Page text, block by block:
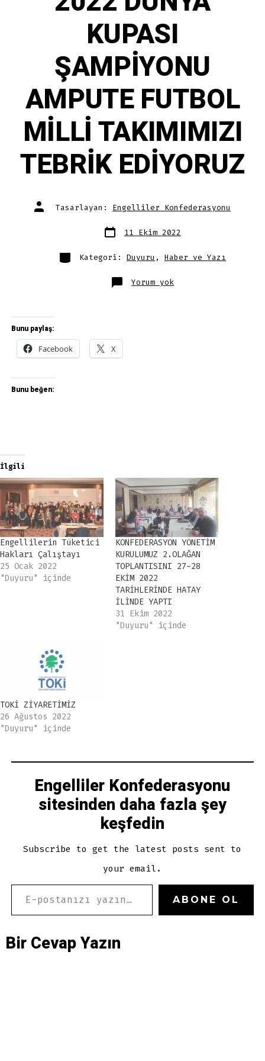
KUPASI
ŞAMPİYONU
AMPUTE FUTBOL
MİLLİ TAKIMIMIZI
TEBRİK EDİYORUZ
Yazının
yazarıTasarlayan: Engelliler Konfederasyonu
Yazı
tarihi11 Ekim 2022
Kategoriler
Kategori: Duyuru , Haber ve Yazı
Yorum yok2022
DÜNYA
Bunu paylaş:
Facebook
X
Bunu beğen:
İlgili
Engellilerin Tüketici
Hakları Çalıştayı
25 Ocak 2022
"Duyuru" içinde
KONFEDERASYON YÖNETİM
KURULUMUZ 2.OLAĞAN
TOPLANTISINI 27-28
EKİM 2022
TARİHLERİNDE HATAY
İLİNDE YAPTI
31 Ekim 2022
"Duyuru" içinde
TOKİ ZİYARETİMİZ
26 Ağustos 2022
"Duyuru" içinde
Engelliler Konfederasyonu
sitesinden daha fazla şey
keşfedin
Subscribe to get the latest posts sent to
your email.
E-POSTANIZI YAZIN…
ABONE OL
Bir Cevap Yazın